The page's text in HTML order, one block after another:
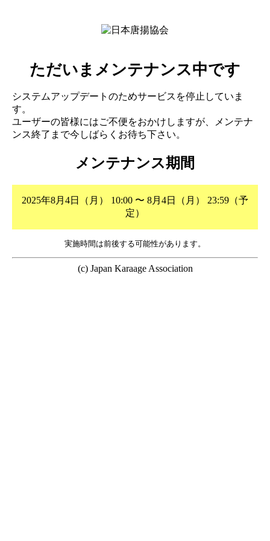
ただいまメンテナンス中です
システムアップデートのためサービスを停止していま
す。
ユーザーの皆様にはご不便をおかけしますが、メンテナ
ンス終了まで今しばらくお待ち下さい。
メンテナンス期間
2025年8月4日（月） 10:00 〜 8月4日（月） 23:59（予
定）
実施時間は前後する可能性があります。
(c) Japan Karaage Association